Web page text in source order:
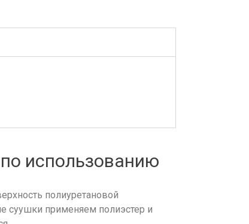
использованию
полиуретановой
суушки применяем полиэстер и